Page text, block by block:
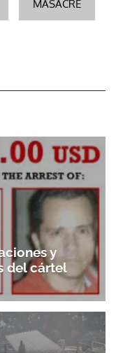
MASACRE
y
del cártel